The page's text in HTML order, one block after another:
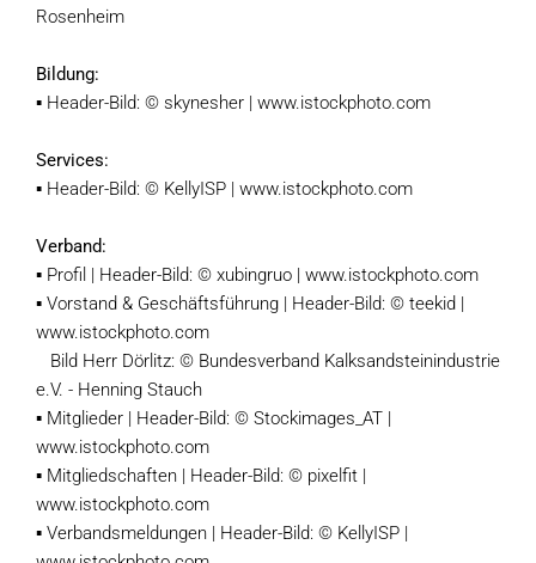
Rosenheim
Bildung:
▪ Header-Bild: © skynesher | www.istockphoto.com
Services:
▪ Header-Bild: © KellyISP | www.istockphoto.com
Verband:
▪ Profil | Header-Bild: © xubingruo | www.istockphoto.com
▪ Vorstand & Geschäftsführung | Header-Bild: © teekid |
www.istockphoto.com
Bild Herr Dörlitz: © Bundesverband Kalksandsteinindustrie
e.V. - Henning Stauch
▪ Mitglieder | Header-Bild: © Stockimages_AT |
www.istockphoto.com
▪ Mitgliedschaften | Header-Bild: © pixelfit |
www.istockphoto.com
▪ Verbandsmeldungen | Header-Bild: © KellyISP |